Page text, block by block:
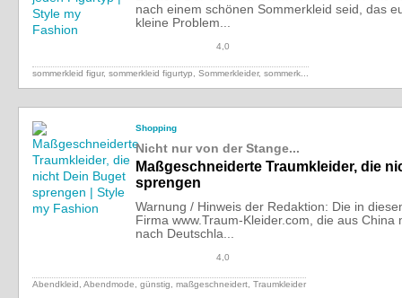
nach einem schönen Sommerkleid seid, das
kleine Problem...
4,0
sommerkleid figur, sommerkleid figurtyp, Sommerkleider, sommerk...
Shopping
Nicht nur von der Stange...
Maßgeschneiderte Traumkleider, die
sprengen
Warnung / Hinweis der Redaktion: Die in
Firma www.Traum-Kleider.com, die aus China
nach Deutschla...
4,0
Abendkleid, Abendmode, günstig, maßgeschneidert, Traumkleider